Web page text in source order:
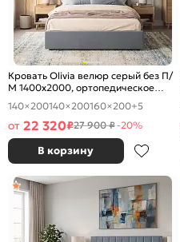
Кровать Olivia велюр серый без П/
М 1400x2000, ортопедическое
основание, изголовье мягкое
140×200140×200160×200+5
от 22 320₽27 900 ₽-20%
В корзину